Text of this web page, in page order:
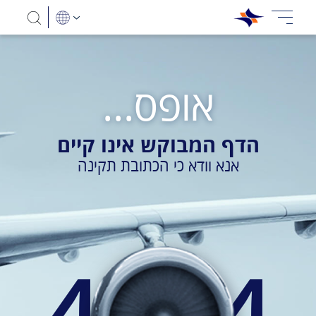
אופס...
הדף המבוקש אינו קיים
אנא וודא כי הכתובת תקינה